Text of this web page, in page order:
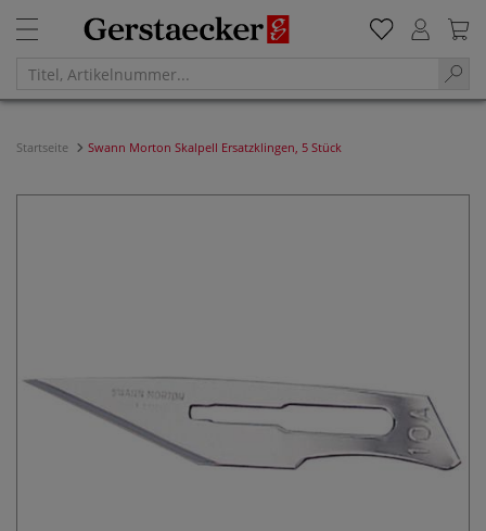
Startseite Swann Morton Skalpell Ersatzklingen, 5 Stück